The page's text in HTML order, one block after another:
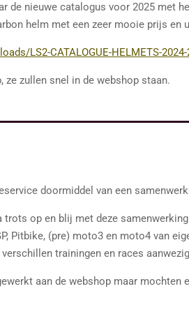
de nieuwe catalogus voor 2025 met
helm met een zeer mooie prijs en
LS2-CATALOGUE-HELMETS-
zullen snel in de webshop staan.
doormiddel van een
trots op en blij met deze
Pitbike, (pre) moto3 en moto4 van
trainingen en races
aan de webshop maar